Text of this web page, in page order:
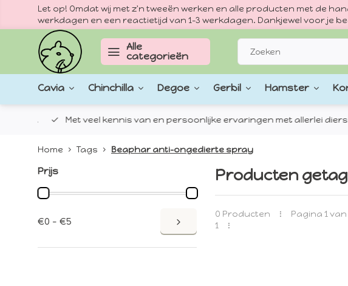
Let op! Omdat wij met z'n tweeën werken en alle producten met de
werkdagen en een reactietijd van 1–3 werkdagen. Dankjewel voor je
Alle
categorieën
Cavia Chinchilla Degoe Gerbil Hamster
Met veel kennis van en persoonlijke ervaringen met allerlei
Home Tags Beaphar anti-ongedierte spray
Prijs
€0 - €5
Producten
0 Producten
Pagina 1 van
1